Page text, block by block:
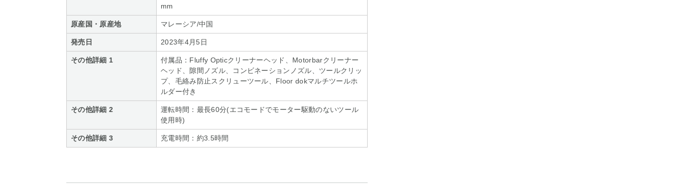
mm
原産国・原産地 マレーシア/中国
発売日 2023年4月5日
その他詳細 1
付属品：Fluffy Opticクリーナーヘッド、Motorbarクリーナー
ヘッド、隙間ノズル、コンビネーションノズル、ツールクリッ
プ、毛絡み防止スクリューツール、Floor dokマルチツールホ
ルダー付き
その他詳細 2
運転時間：最長60分(エコモードでモーター駆動のないツール
使用時)
その他詳細 3 充電時間：約3.5時間